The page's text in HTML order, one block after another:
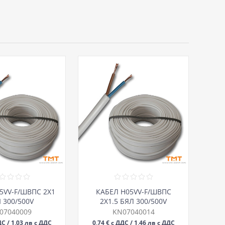
F/ШВПС 2Х1
300/500V
/ 1,03 лв с ДДС
КАБЕЛ H05VV-F/ШВПС
2Х1.5 БЯЛ 300/500V
KN07040014
0,74 € с ДДС / 1,46 лв с ДДС